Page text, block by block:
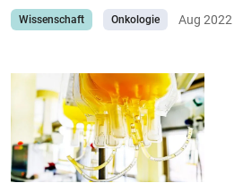
Wissenschaft Onkologie Aug 2022